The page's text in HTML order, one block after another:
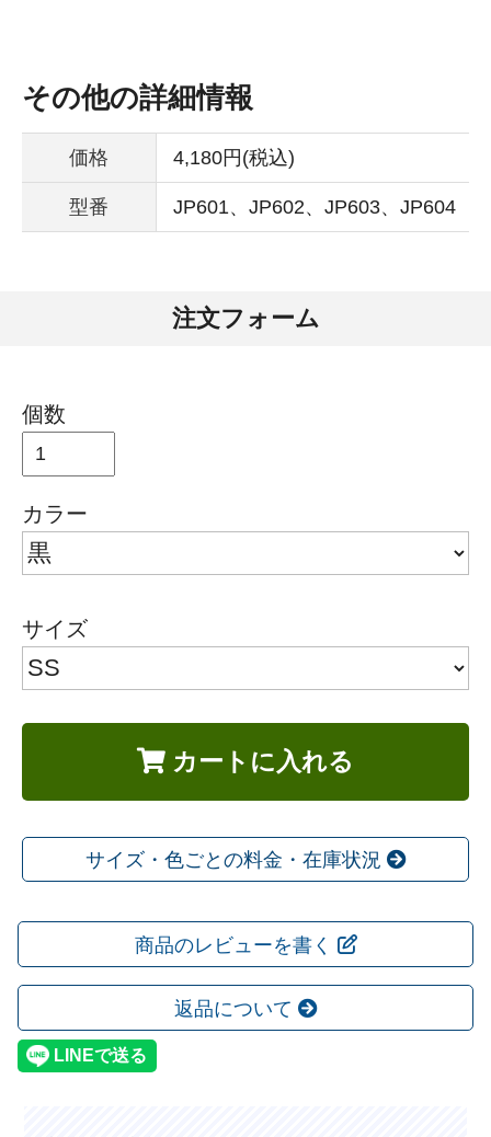
その他の詳細情報
価格 4,180円(税込)
型番 JP601、JP602、JP603、JP604
注文フォーム
個数
カラー
サイズ
カートに入れる
サイズ・色ごとの料金・在庫状況
商品のレビューを書く
返品について